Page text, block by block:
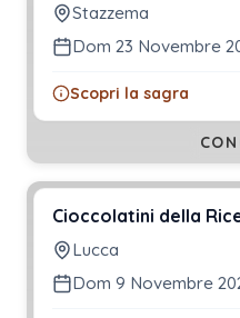
Stazzema
Dom 23 Novembre
Scopri la sagra
Cioccolatini della
Lucca
Dom 9 Novembre